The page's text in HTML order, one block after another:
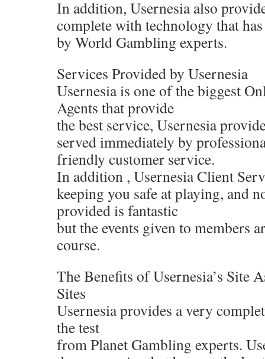
In addition, Usernesia also
complete with technology that
by World Gambling experts.
Services Provided by Usernesia
Usernesia is one of the biggest
Agents that provide
the best service, Usernesia
served immediately by
friendly customer service.
In addition , Usernesia Client
keeping you safe at playing, and
provided is fantastic
but the events given to members
course.
The Benefits of Usernesia’s Site
Sites
Usernesia provides a very
the test
from Planet Gambling experts.